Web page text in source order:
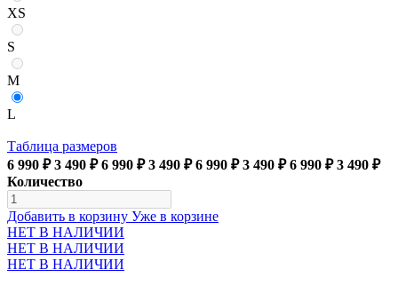
XS
S
M
L
Таблица размеров
6 990 ₽ 3 490 ₽ 6 990 ₽ 3 490 ₽ 6 990 ₽ 3 490 ₽ 6 990 ₽ 3 490 ₽
Количество
Добавить в корзину Уже в корзине
НЕТ В НАЛИЧИИ
НЕТ В НАЛИЧИИ
НЕТ В НАЛИЧИИ